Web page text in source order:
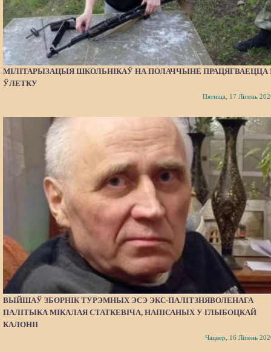
МІЛІТАРЫЗАЦЫЯ ШКОЛЬНІКАЎ НА ПОЛАЧЧЫНЕ ПРАЦЯГВАЕЦЦА
ЎЛЕТКУ
Пятніца, 17 Ліпень
ВЫЙШАЎ ЗБОРНІК ТУРЭМНЫХ ЭСЭ ЭКС-ПАЛІТЗНЯВОЛЕНАГА
ПАЛІТЫКА МІКАЛАЯ СТАТКЕВІЧА, НАПІСАНЫХ У ГЛЫБОЦКАЙ
КАЛОНІІ
Чацвер, 16 Ліпень